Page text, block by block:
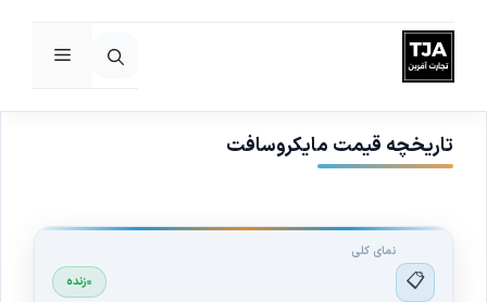
پرش
به
محتوا
فهرست
تاریخچه قیمت مایکروسافت
📋
نمای کلی
زنده